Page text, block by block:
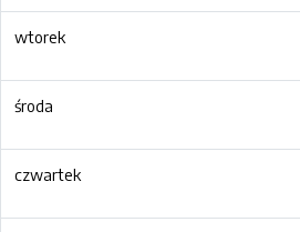
wtorek
środa
czwartek